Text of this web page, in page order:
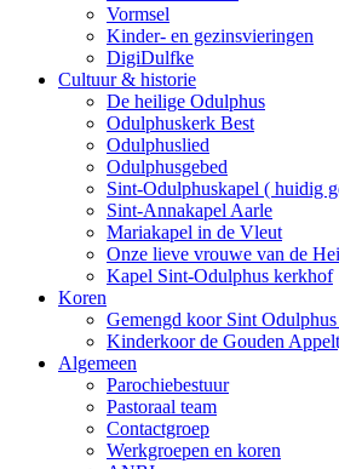
Vormsel
Kinder- en gezinsvieringen
DigiDulfke
Cultuur & historie
De heilige Odulphus
Odulphuskerk Best
Odulphuslied
Odulphusgebed
Sint-Odulphuskapel ( huidig
Sint-Annakapel Aarle
Mariakapel in de Vleut
Onze lieve vrouwe van de
Kapel Sint-Odulphus kerkhof
Koren
Gemengd koor Sint
Kinderkoor de Gouden
Algemeen
Parochiebestuur
Pastoraal team
Contactgroep
Werkgroepen en koren